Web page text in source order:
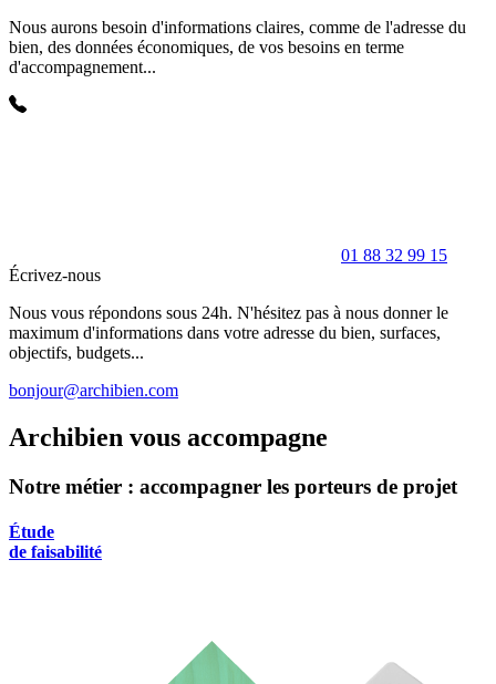
Nous aurons besoin d'informations claires, comme de l'adresse du
bien, des données économiques, de vos besoins en terme
d'accompagnement...
01 88 32 99 15
Écrivez-nous
Nous vous répondons sous 24h. N'hésitez pas à nous donner le
maximum d'informations dans votre adresse du bien, surfaces,
objectifs, budgets...
bonjour@archibien.com
Archibien vous accompagne
Notre métier : accompagner les porteurs de projet
Étude
de faisabilité